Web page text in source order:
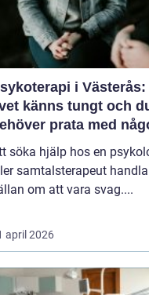
i Västerås:
känns tungt och
prata med
söka hjälp hos en
samtalsterapeut
om att vara svag....
april 2026